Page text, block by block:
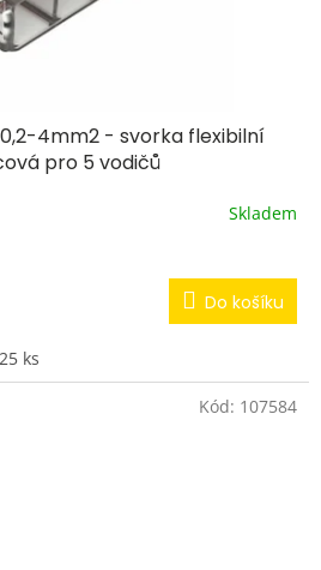
0,2-4mm2 - svorka flexibilní
pro 5 vodičů
Skladem
Do košíku
ks
Kód: 107584